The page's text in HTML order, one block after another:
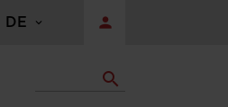
DE person
search